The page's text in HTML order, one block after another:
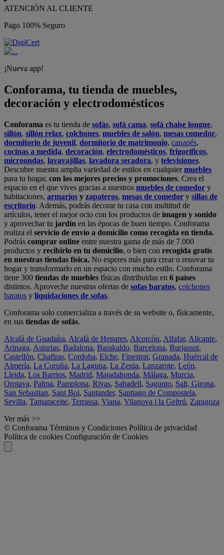
ATENCIÓN AL CLIENTE
Pago 100% Seguro
¡Nueva app!
Conforama, tu tienda de muebles,
decoración y electrodomésticos
Conforama es tu tienda de sofás, sofá cama, sofá chaise longue,
sillón, sillón relax, colchones, muebles de salón, mesas comedor,
dormitorio de juvenil, dormitorio de matrimonio, canapés,
cocinas a medida, decoración, electrodomésticos, frigoríficos,
microondas, lavavajillas, lavadora secadora, y televisiones.
Descubre nuestra amplia variedad de estilos en cualquiermuebles
para tu hogar, con los mejores precios y promociones. Crea el
espacio en el que vives gracias a nuestros muebles de comedor y
habitaciones, armarios y zapateros, mesas de comedor y sillas de
escritorio. Además, podrás decorar tu casa con multitud de
artículos, tener el mejor ocio con los productos de imagen y sonido
y aprovechar tu jardín en las épocas de buen tiempo. Conforama
realiza el servicio de envío a domicilio como recogida en tienda.
Podrás comprar online entre nuestra gama de más de 7.000
productos y recibirlo en tu domicilio, o bien con recogida gratis
en nuestras tiendas física. No esperes más para crear o renovar tu
hogar y transformarlo en un espacio con mucho estilo. Conforama
tiene 300 tiendas de muebles físicas distribuidas en 6 países
distintos. Aproveche nuestras ofertas de sofas baratos, colchones
baratos y liquidaciones de sofas.
Conforama solo comercializa a través de su website o, físicamente,
en sus tiendas de sofás.
Alcalá de Guadaíra, Alcalá de Henares, Alcorcón, Alfafar, Alicante,
Arinaga, Asturias, Badalona, Barakaldo, Barcelona, Burjassot,
Castellón, Chafiras, Cordoba, Elche, Finestrat, Granada, Huércal de
Almería, La Coruña, La Laguna, La Zenia, Lanzarote, León,
Lleida, Los Barrios, Madrid, Majadahonda, Málaga, Murcia,
Orotava, Palma, Pamplona, Rivas, Sabadell, Sagunto, Salt, Girona,
San Sebastian, Sant Boi, Santander, Santiago de Compostela,
Sevilla, Tamaraceite, Terrassa, Viana, Vilanova i la Geltrú, Zaragoza
Ver más >>
© Conforama Términos y Condiciones Política de privacidad
Política de cookies Configuración de Cookies